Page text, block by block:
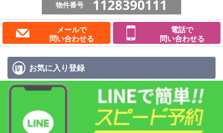
物件番号 1128390111
メールで
問い合わせる
電話で
問い合わせる
お気に入り登録